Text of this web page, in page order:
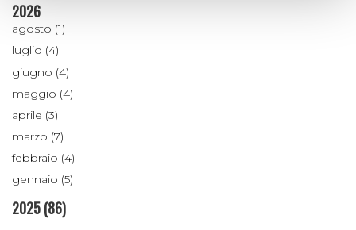
2026
agosto (1)
luglio (4)
giugno (4)
maggio (4)
aprile (3)
marzo (7)
febbraio (4)
gennaio (5)
2025(86)